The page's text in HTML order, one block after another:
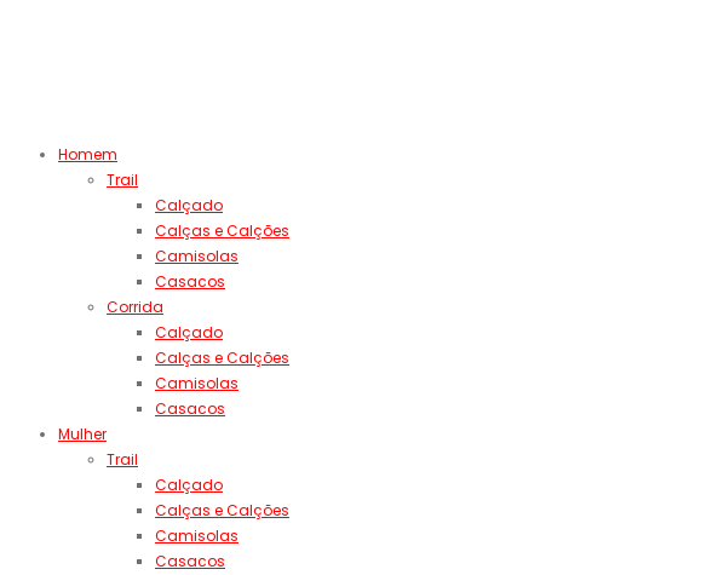
Homem
Trail
Calçado
Calças e Calções
Camisolas
Casacos
Corrida
Calçado
Calças e Calções
Camisolas
Casacos
Mulher
Trail
Calçado
Calças e Calções
Camisolas
Casacos